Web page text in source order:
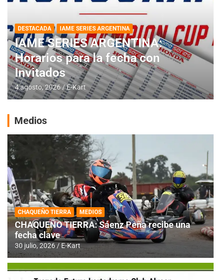
DESTACADA IAME SERIES ARGENTINA
IAME SERIES ARGENTINA:
Horarios para la fecha con
Invitados
4 agosto, 2026 E-Kart
Medios
CHAQUEÑO TIERRA MEDIOS
CHAQUEÑO TIERRA: Sáenz Peña recibe una
fecha clave
30 julio, 2026 E-Kart